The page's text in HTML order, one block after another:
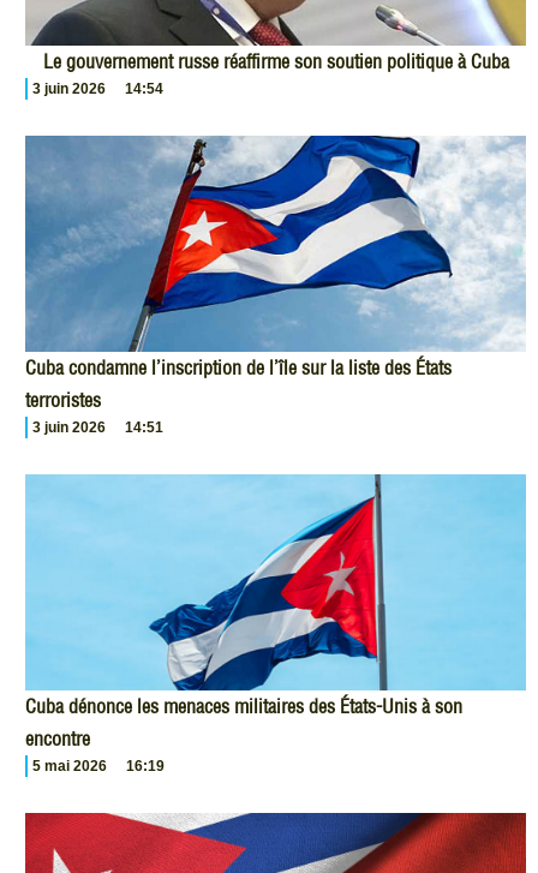
Le gouvernement russe réaffirme son soutien politique à Cuba
3 juin 2026 14:54
Cuba condamne l’inscription de l’île sur la liste des États
terroristes
3 juin 2026 14:51
Cuba dénonce les menaces militaires des États-Unis à son
encontre
5 mai 2026 16:19